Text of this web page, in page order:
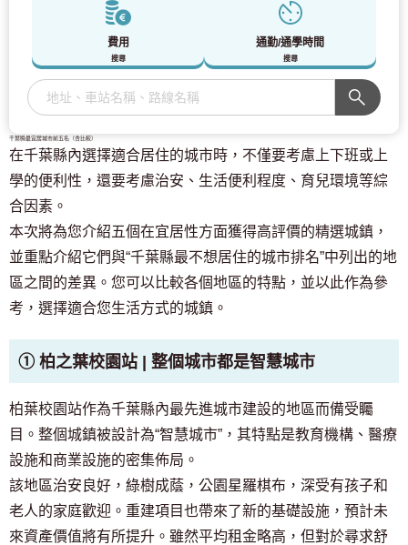
費用
搜尋
通勤/通學時間
搜尋
千葉縣最宜居城市前五名（含比較）
在千葉縣內選擇適合居住的城市時，不僅要考慮上下班或上
學的便利性，還要考慮治安、生活便利程度、育兒環境等綜
合因素。
本次將為您介紹五個在宜居性方面獲得高評價的精選城鎮，
並重點介紹它們與“千葉縣最不想居住的城市排名”中列出的地
區之間的差異。您可以比較各個地區的特點，並以此作為參
考，選擇適合您生活方式的城鎮。
① 柏之葉校園站 | 整個城市都是智慧城市
柏葉校園站作為千葉縣內最先進城市建設的地區而備受矚
目。整個城鎮被設計為“智慧城市”，其特點是教育機構、醫療
設施和商業設施的密集佈局。
該地區治安良好，綠樹成蔭，公園星羅棋布，深受有孩子和
老人的家庭歡迎。重建項目也帶來了新的基礎設施，預計未
來資產價值將有所提升。雖然平均租金略高，但對於尋求舒